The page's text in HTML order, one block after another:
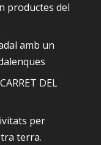
productes del
amb un
DEL
per
terra.